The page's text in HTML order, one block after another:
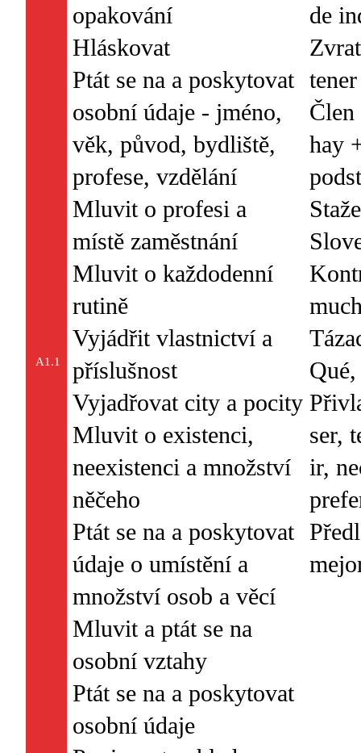
A1.1
opakování
Hláskovat
Ptát se na a poskytovat
osobní údaje - jméno,
věk, původ, bydliště,
profese, vzdělání
Mluvit o profesi a
místě zaměstnání
Mluvit o každodenní
rutině
Vyjádřit vlastnictví a
příslušnost
Vyjadřovat city a pocity
Mluvit o existenci,
neexistenci a množství
něčeho
Ptát se na a poskytovat
údaje o umístění a
množství osob a věcí
Mluvit a ptát se na
osobní vztahy
Ptát se na a poskytovat
osobní údaje
de
tener
hay
ser,
ir,